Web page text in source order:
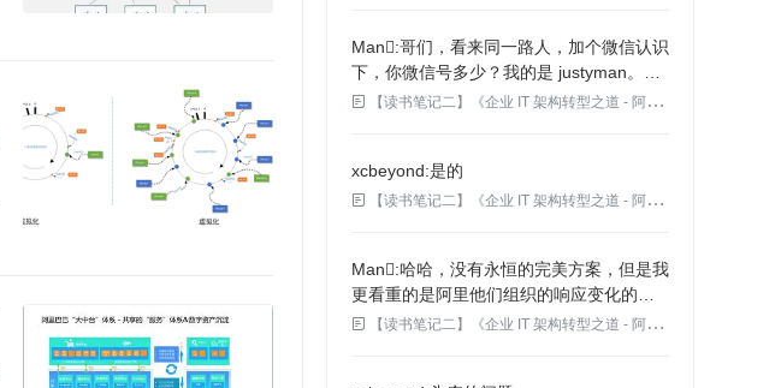
Man 哥们，看来同一路人，加个微信认识
下，你微信号多少？我的是 justyman。哈
哈
 【读书笔记二】《企业 IT 架构转型之道 - 阿里巴巴中台战略思想与架构实战》
xcbeyond 是的
 【读书笔记二】《企业 IT 架构转型之道 - 阿里巴巴中台战略思想与架构实战》
Man 哈哈，没有永恒的完美方案，但是我
更看重的是阿里他们组织的响应变化的能
力，既然可以预见，那就尽快上另外一种
 【读书笔记二】《企业 IT 架构转型之道 - 阿里巴巴中台战略思想与架构实战》